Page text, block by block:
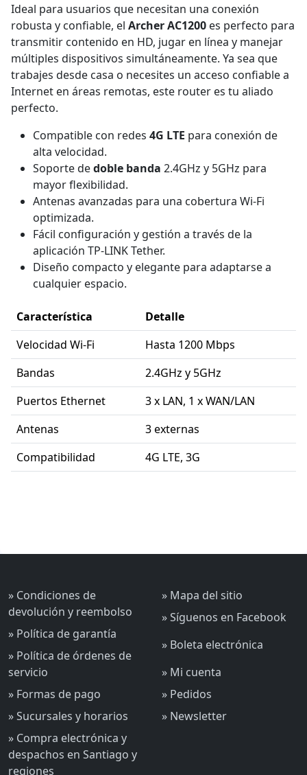
Ideal para usuarios que necesitan una conexión
robusta y confiable, el Archer AC1200 es perfecto para
transmitir contenido en HD, jugar en línea y manejar
múltiples dispositivos simultáneamente. Ya sea que
trabajes desde casa o necesites un acceso confiable a
Internet en áreas remotas, este router es tu aliado
perfecto.
Compatible con redes 4G LTE para conexión de
alta velocidad.
Soporte dedoble banda 2.4GHz y 5GHz para
mayor flexibilidad.
Antenas avanzadas para una cobertura Wi-Fi
optimizada.
Fácil configuración y gestión a través de la
aplicación TP-LINK Tether.
Diseño compacto y elegante para adaptarse a
cualquier espacio.
Característica
Detalle
Velocidad Wi-Fi
Hasta 1200 Mbps
Bandas
2.4GHz y 5GHz
Puertos Ethernet
3 x LAN, 1 x WAN/LAN
Antenas
3 externas
Compatibilidad
4G LTE, 3G
» Condiciones de
devolución y reembolso
» Política de garantía
» Política de órdenes de
servicio
» Formas de pago
» Sucursales y horarios
» Compra electrónica y
despachos en Santiago y
regiones
» Mapa del sitio
» Síguenos en Facebook
» Boleta electrónica
» Mi cuenta
» Pedidos
» Newsletter